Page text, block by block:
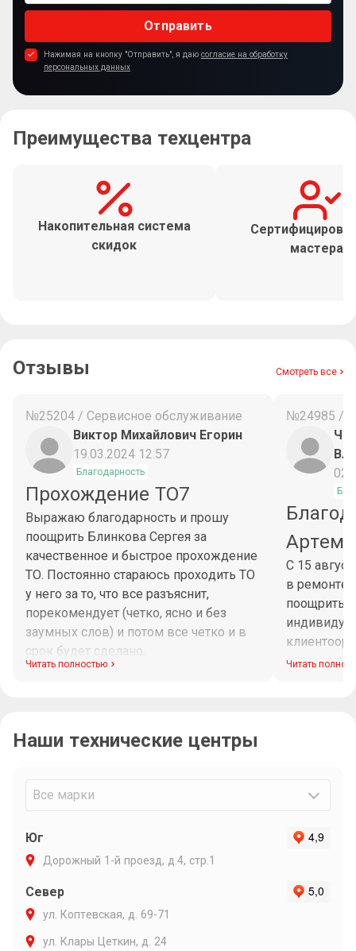
Отправить
Нажимая на кнопку "Отправить", я даю согласие на обработку
персональных данных
Преимущества техцентра
Накопительная система
скидок
мастера
Отзывы Смотреть все
№25204 / Сервисное обслуживание
Виктор Михайлович Егорин
19.03.2024 12:57
Благодарность
Прохождение ТО7
Выражаю благодарность и прошу
поощрить Блинкова Сергея за
качественное и быстрое прохождение
ТО. Постоянно стараюсь проходить ТО
у него за то, что все разъяснит,
порекомендует (четко, ясно и без
заумных слов) и потом все четко и в
срок будет сделано.
Читать полностью
№24985 /
С 15
в ремонте
поощрить
Максиму
Читать
Наши технические центры
Все марки
Юг
Дорожный 1-й проезд, д.4, стр.1
Север
ул. Коптевская, д. 69-71
ул. Клары Цеткин, д. 24